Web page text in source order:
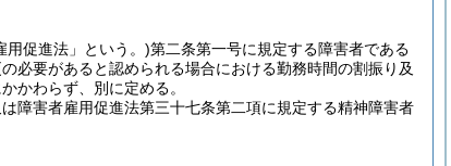
用促進法」という。)第二条第一号に規定する障害者である
必要があると認められる場合における勤務時間の割振り及
かわらず、別に定める。
障害者雇用促進法第三十七条第二項に規定する精神障害者